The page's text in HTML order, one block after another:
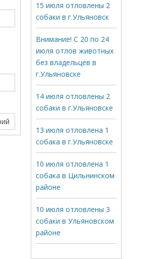
15 июля отловлены 2
собаки в г.Ульяновск
Внимание! С 20 по 24
июля отлов животных
без владельцев в
г.Ульяновске
14 июля отловлены 2
собаки в г.Ульяновске
13 июля отловлена 1
собака в г.Ульяновске
10 июля отловлена 1
собака в Цильнинском
районе
10 июля отловлены 3
собаки в Ульяновском
районе